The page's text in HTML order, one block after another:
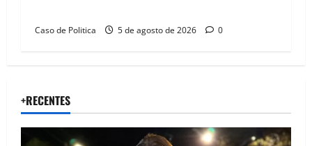
Caso de Politica 5 de agosto de 2026 0
+RECENTES